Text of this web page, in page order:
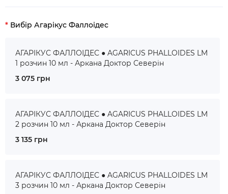
Вибір Агарікус Фаллоідес
АГАРІКУС ФАЛЛОІДЕС ● AGARICUS PHALLOIDES LM
1 розчин 10 мл - Аркана Доктор Северін
3 075 грн
АГАРІКУС ФАЛЛОІДЕС ● AGARICUS PHALLOIDES LM
2 розчин 10 мл - Аркана Доктор Северін
3 135 грн
АГАРІКУС ФАЛЛОІДЕС ● AGARICUS PHALLOIDES LM
3 розчин 10 мл - Аркана Доктор Северін